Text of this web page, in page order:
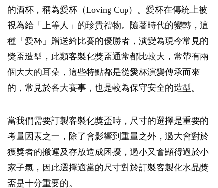
的酒杯，稱為愛杯（Loving Cup）。愛杯在傳統上被
視為給「上等人」的珍貴禮物。隨著時代的變轉，這
種「愛杯」贈送給比賽的優勝者，演變為現今常見的
獎盃造型，此類客製化獎盃通常都比較大，常帶有兩
個大大的耳朵，這些特點都是從愛杯演變傳承而來
的，常見於各大賽事，也是較為保守安全的造型。
當我們需要訂製客製化獎盃時，尺寸的選擇是重要的
考量因素之一，除了會影響到重量之外，過大會對於
獲獎者的搬運及存放造成困擾，過小又會顯得過於小
家子氣，因此選擇適當的尺寸對於訂製客製化水晶獎
盃是十分重要的。